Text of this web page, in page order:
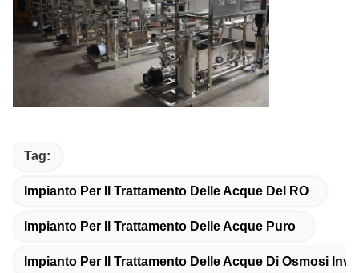
Tag:
Impianto Per Il Trattamento Delle Acque Del RO
Impianto Per Il Trattamento Delle Acque Puro
Impianto Per Il Trattamento Delle Acque Di Osmosi